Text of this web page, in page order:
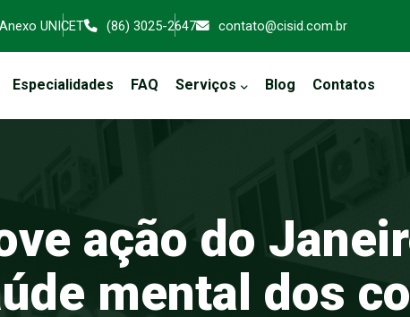
UNICET (86) 3025-2647 contato@cisid.com.br
Especialidades FAQ Serviços Blog Contatos
ação do
mental dos